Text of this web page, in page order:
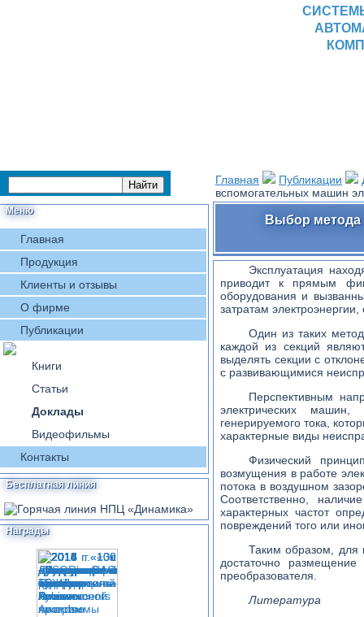
Меню
Главная
Продукция
Клиенты и отзывы
О фирме
Публикации
Книги
Статьи
Доклады
Видеофильмы
Контакты
Бесплатная линия
Награды
Главная Публикации
вспомогательных машин
Выбор метода
Эксплуатация
приводит к прямым
оборудования и
затратам
Один из таких
каждой из секций
выделять секции с
с развивающимися
Перспективным
электрических машин,
генерируемого тока,
характерные виды
Физический
возмущения в работе
потока в воздушном
Соответственно,
характерных частот
повреждений того или
Таким образом, для
достаточно
преобразователя.
Литература